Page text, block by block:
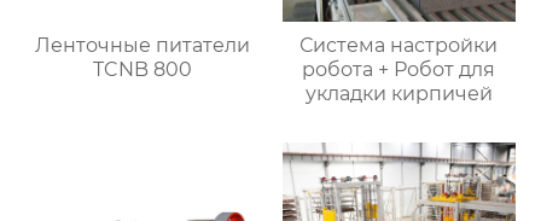
Ленточные питатели
TCNB 800
Система настройки
робота + Робот для
укладки кирпичей